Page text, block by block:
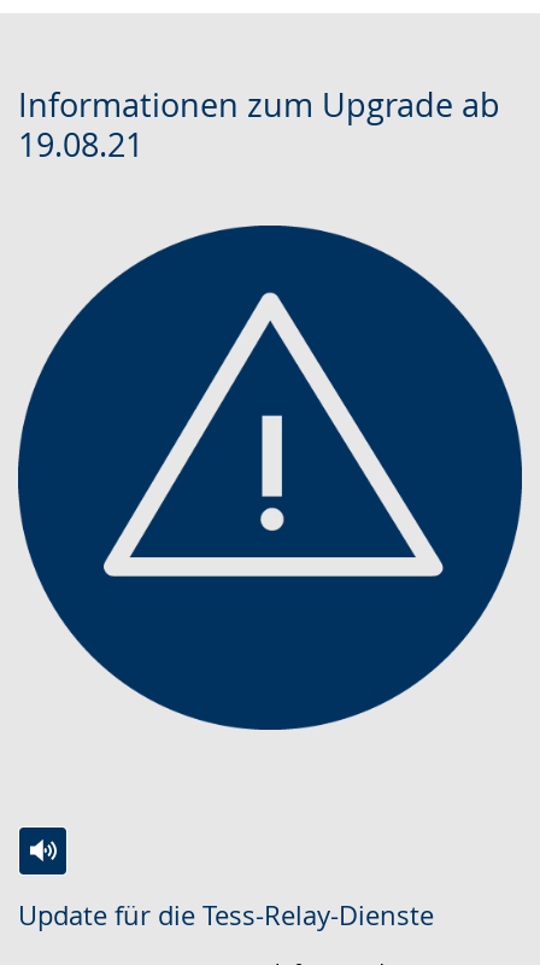
Informationen zum Upgrade ab
19.08.21
Update für die Tess-Relay-Dienste
Leichten
Audio-
Video